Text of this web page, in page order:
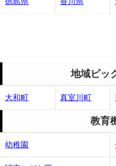
地域ピッ
大和町 真室川町
教育
幼稚園